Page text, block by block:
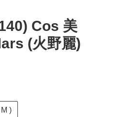
Cos 美
(火野麗)
)